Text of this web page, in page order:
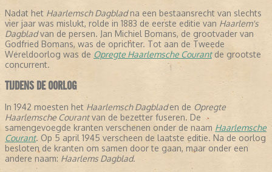
Nadat het Haarlemsch Dagbladna een bestaansrecht van slechts
vier jaar was mislukt, rolde in 1883 de eerste editie van Haarlem's
Dagbladvan de persen. Jan Michiel Bomans, de grootvader van
Godfried Bomans, was de oprichter. Tot aan de Tweede
Wereldoorlog was de Opregte Haarlemsche Courantde grootste
concurrent.
TIJDENS DE OORLOG
In 1942 moesten het Haarlemsch Dagbladen de Opregte
Haarlemsche Courantvan de bezetter fuseren. De
samengevoegde kranten verschenen onder de naam Haarlemsche
Courant. Op 5 april 1945 verscheen de laatste editie. Na de oorlog
besloten de kranten om samen door te gaan, maar onder een
andere naam: Haarlems Dagblad.